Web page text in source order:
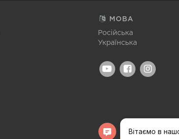
МОВА
Російська
Українська